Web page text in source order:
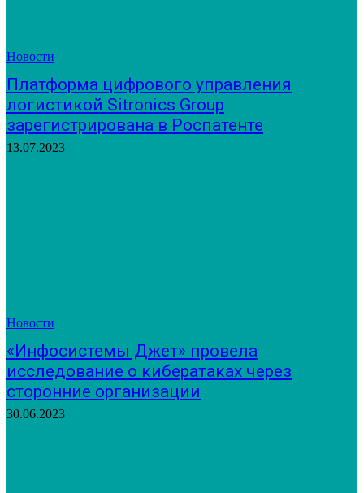
Новости
Платформа цифрового управления
логистикой Sitronics Group
зарегистрирована в Роспатенте
13.07.2023
Новости
«Инфосистемы Джет» провела
исследование о кибератаках через
сторонние организации
30.06.2023